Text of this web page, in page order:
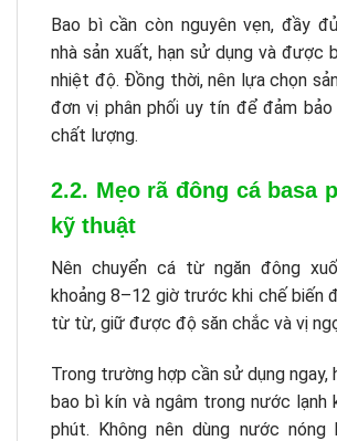
Bao bì cần còn nguyên vẹn, đầy
nhà sản xuất, hạn sử dụng và được
nhiệt độ. Đồng thời, nên lựa chọn
đơn vị phân phối uy tín để đảm bảo
chất lượng.
2.2. Mẹo rã đông cá basa
kỹ thuật
Nên chuyển cá từ ngăn đông
khoảng 8–12 giờ trước khi chế biến
từ từ, giữ được độ săn chắc và vị
Trong trường hợp cần sử dụng ngay,
bao bì kín và ngâm trong nước lạnh
phút. Không nên dùng nước nóng